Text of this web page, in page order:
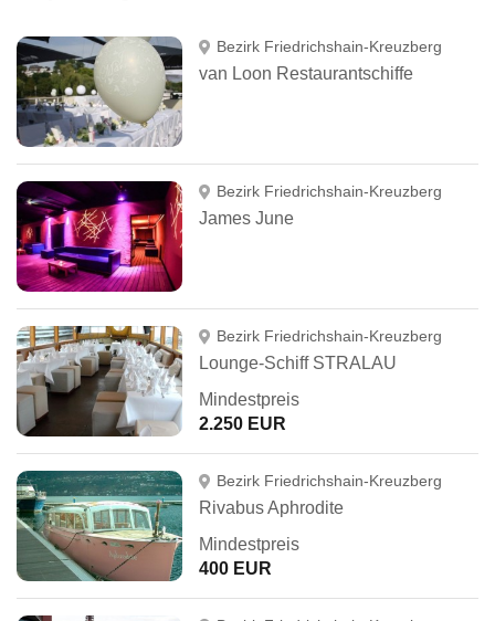
Bezirk Friedrichshain-Kreuzberg
van Loon Restaurantschiffe
Bezirk Friedrichshain-Kreuzberg
James June
Bezirk Friedrichshain-Kreuzberg
Lounge-Schiff STRALAU
Mindestpreis
2.250 EUR
Bezirk Friedrichshain-Kreuzberg
Rivabus Aphrodite
Mindestpreis
400 EUR